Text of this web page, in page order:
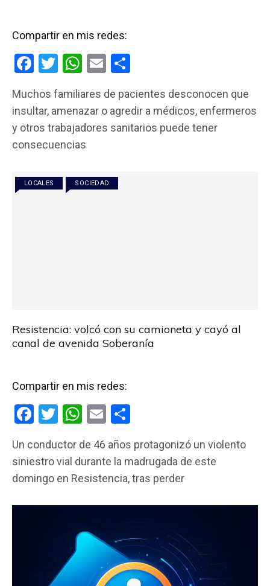
Compartir en mis redes:
F
ce
b
o
k
T
tt
er
W
at
s
A
p
E
ail m
p
Muchos familiares de pacientes desconocen que
insultar, amenazar o agredir a médicos, enfermeros
y otros trabajadores sanitarios puede tener
consecuencias
LOCALES SOCIEDAD
Resistencia: volcó con su camioneta y cayó al
canal de avenida Soberanía
Compartir en mis redes:
F
ce
b
o
o
T
tt
er
W
at
s
p
p
E
ail m
p
tir
Un conductor de 46 años protagonizó un violento
siniestro vial durante la madrugada de este
domingo en Resistencia, tras perder